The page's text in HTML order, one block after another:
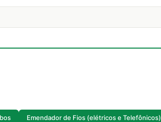
Emendador de Fios (elétricos e Telefônicos)